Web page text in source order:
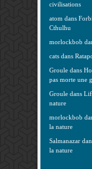
civilisations
atom dans
Cthulhu
morlockbob
cats dans
Groule dans
pas morte une
Groule dans
nature
morlockbob
la nature
Salmanazar
la nature